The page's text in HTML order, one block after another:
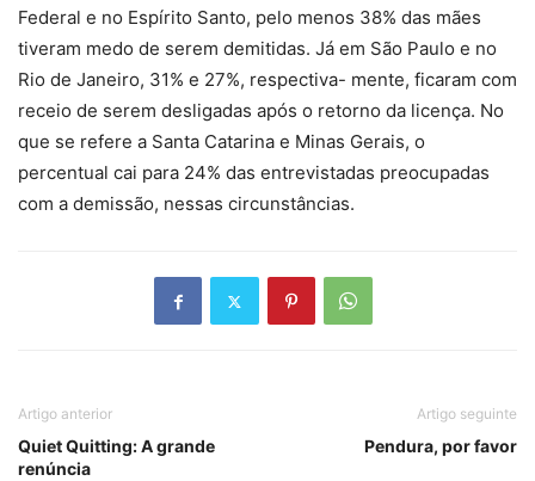
Federal e no Espírito Santo, pelo menos 38% das mães
tiveram medo de serem demitidas. Já em São Paulo e no
Rio de Janeiro, 31% e 27%, respectiva- mente, ficaram com
receio de serem desligadas após o retorno da licença. No
que se refere a Santa Catarina e Minas Gerais, o
percentual cai para 24% das entrevistadas preocupadas
com a demissão, nessas circunstâncias.
Artigo anterior
Quiet Quitting: A grande
renúncia
Artigo seguinte
Pendura, por favor